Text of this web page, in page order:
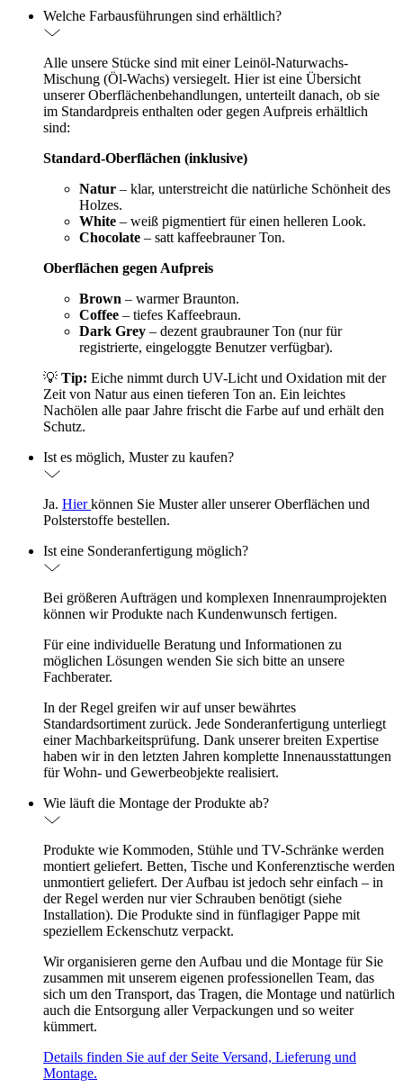
Welche Farbausführungen sind erhältlich?
Alle unsere Stücke sind mit einer Leinöl-Naturwachs-
Mischung (Öl-Wachs) versiegelt. Hier ist eine Übersicht
unserer Oberflächenbehandlungen, unterteilt danach, ob sie
im Standardpreis enthalten oder gegen Aufpreis erhältlich
sind:
Standard-Oberflächen (inklusive)
Natur – klar, unterstreicht die natürliche Schönheit des
Holzes.
White – weiß pigmentiert für einen helleren Look.
Chocolate – satt kaffeebrauner Ton.
Oberflächen gegen Aufpreis
Brown – warmer Braunton.
Coffee – tiefes Kaffeebraun.
Dark Grey – dezent graubrauner Ton (nur für
registrierte, eingeloggte Benutzer verfügbar).
💡 Tip: Eiche nimmt durch UV-Licht und Oxidation mit der
Zeit von Natur aus einen tieferen Ton an. Ein leichtes
Nachölen alle paar Jahre frischt die Farbe auf und erhält den
Schutz.
Ist es möglich, Muster zu kaufen?
Ja. Hierkönnen Sie Muster aller unserer Oberflächen und
Polsterstoffe bestellen.
Ist eine Sonderanfertigung möglich?
Bei größeren Aufträgen und komplexen Innenraumprojekten
können wir Produkte nach Kundenwunsch fertigen.
Für eine individuelle Beratung und Informationen zu
möglichen Lösungen wenden Sie sich bitte an unsere
Fachberater.
In der Regel greifen wir auf unser bewährtes
Standardsortiment zurück. Jede Sonderanfertigung unterliegt
einer Machbarkeitsprüfung. Dank unserer breiten Expertise
haben wir in den letzten Jahren komplette Innenausstattungen
für Wohn- und Gewerbeobjekte realisiert.
Wie läuft die Montage der Produkte ab?
Produkte wie Kommoden, Stühle und TV-Schränke werden
montiert geliefert. Betten, Tische und Konferenztische werden
unmontiert geliefert. Der Aufbau ist jedoch sehr einfach – in
der Regel werden nur vier Schrauben benötigt (siehe
Installation). Die Produkte sind in fünflagiger Pappe mit
speziellem Eckenschutz verpackt.
Wir organisieren gerne den Aufbau und die Montage für Sie
zusammen mit unserem eigenen professionellen Team, das
sich um den Transport, das Tragen, die Montage und natürlich
auch die Entsorgung aller Verpackungen und so weiter
kümmert.
Details finden Sie auf der Seite Versand, Lieferung und
Montage.